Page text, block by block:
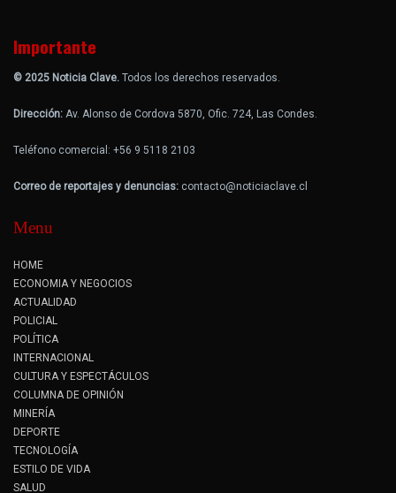
Importante
© 2025 Noticia Clave. Todos los derechos reservados.
Dirección: Av. Alonso de Cordova 5870, Ofic. 724, Las Condes.
Teléfono comercial: +56 9 5118 2103
Correo de reportajes y denuncias: contacto@noticiaclave.cl
Menu
HOME
ECONOMIA Y NEGOCIOS
ACTUALIDAD
POLICIAL
POLÍTICA
INTERNACIONAL
CULTURA Y ESPECTÁCULOS
COLUMNA DE OPINIÓN
MINERÍA
DEPORTE
TECNOLOGÍA
ESTILO DE VIDA
SALUD